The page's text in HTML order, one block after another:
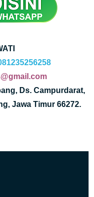
Ds. Campurdarat,
Jawa Timur 66272.